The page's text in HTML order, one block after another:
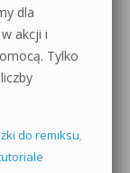
dla
akcji i
Tylko
do remiksu,